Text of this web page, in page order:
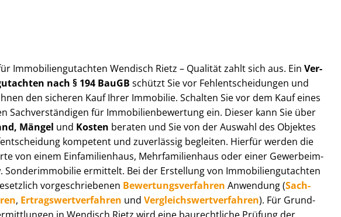
Im­mo­bi­li­en­gut­ach­ten Wendisch Rietz – Qualität zahlt sich aus. Ein Ver­
nach § 194 BauGB schützt Sie vor Fehl­ent­schei­dun­gen und
den sicheren Kauf Ihrer Immobilie. Schalten Sie vor dem Kauf eines
Sach­ver­stän­di­gen für Im­mo­bi­li­en­be­wer­tung ein. Dieser kann Sie über
Mängel und Kosten beraten und Sie von der Auswahl des Objektes
kompetent und zuverlässig begleiten. Hierfür werden die
von einem Einfamilienhaus, Mehr­fa­mi­li­en­haus oder einer Ge­wer­be­im­
Sonderimmobilie ermittelt. Bei der Erstellung von Im­mo­bi­li­en­gut­ach­ten
vor­ge­schrie­be­nen Be­wer­tungs­ver­fah­ren Anwendung (Sach­
, Er­trags­wert­ver­fah­ren und Ver­gleichs­wert­ver­fah­ren). Für Grund­